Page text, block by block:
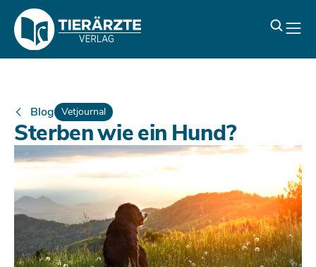
Blog Vetjournal
Sterben wie ein Hund?